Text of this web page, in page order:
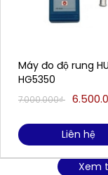
Máy đo độ rung
HG5350
7.000.000₫
Liên hệ
Xem